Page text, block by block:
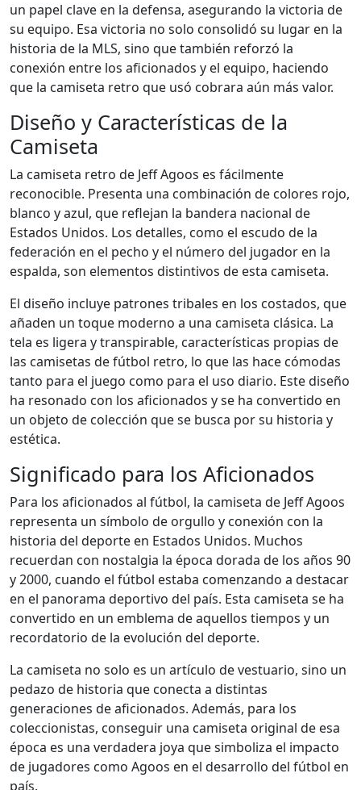
un papel clave en la defensa, asegurando la victoria de
su equipo. Esa victoria no solo consolidó su lugar en la
historia de la MLS, sino que también reforzó la
conexión entre los aficionados y el equipo, haciendo
que la camiseta retro que usó cobrara aún más valor.
Diseño y Características de la
Camiseta
La camiseta retro de Jeff Agoos es fácilmente
reconocible. Presenta una combinación de colores rojo,
blanco y azul, que reflejan la bandera nacional de
Estados Unidos. Los detalles, como el escudo de la
federación en el pecho y el número del jugador en la
espalda, son elementos distintivos de esta camiseta.
El diseño incluye patrones tribales en los costados, que
añaden un toque moderno a una camiseta clásica. La
tela es ligera y transpirable, características propias de
las camisetas de fútbol retro, lo que las hace cómodas
tanto para el juego como para el uso diario. Este diseño
ha resonado con los aficionados y se ha convertido en
un objeto de colección que se busca por su historia y
estética.
Significado para los Aficionados
Para los aficionados al fútbol, la camiseta de Jeff Agoos
representa un símbolo de orgullo y conexión con la
historia del deporte en Estados Unidos. Muchos
recuerdan con nostalgia la época dorada de los años 90
y 2000, cuando el fútbol estaba comenzando a destacar
en el panorama deportivo del país. Esta camiseta se ha
convertido en un emblema de aquellos tiempos y un
recordatorio de la evolución del deporte.
La camiseta no solo es un artículo de vestuario, sino un
pedazo de historia que conecta a distintas
generaciones de aficionados. Además, para los
coleccionistas, conseguir una camiseta original de esa
época es una verdadera joya que simboliza el impacto
de jugadores como Agoos en el desarrollo del fútbol en
país.